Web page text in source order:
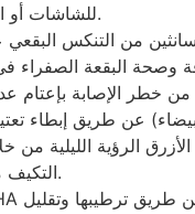
للشاشات أو القيادة ليلاً.
من التنكس
خطر الإصابة بإعتام
الرؤية الليلية من
التكيف مع الظلام.